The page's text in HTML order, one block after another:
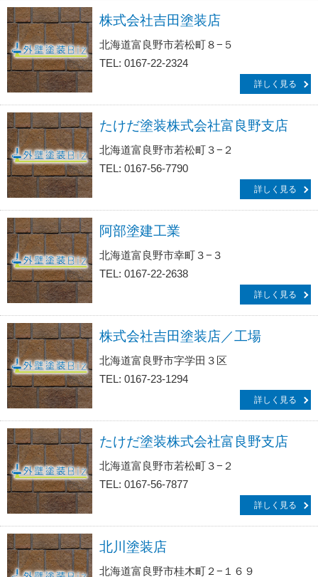
株式会社吉田塗装店
北海道富良野市若松町８−５
TEL: 0167-22-2324
詳しく見る
たけだ塗装株式会社富良野支店
北海道富良野市若松町３−２
TEL: 0167-56-7790
詳しく見る
阿部塗建工業
北海道富良野市幸町３−３
TEL: 0167-22-2638
詳しく見る
株式会社吉田塗装店／工場
北海道富良野市字学田３区
TEL: 0167-23-1294
詳しく見る
たけだ塗装株式会社富良野支店
北海道富良野市若松町３−２
TEL: 0167-56-7877
詳しく見る
北川塗装店
北海道富良野市桂木町２−１６９